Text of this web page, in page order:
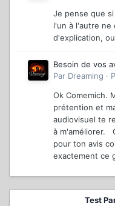
Je pense que
l'un à l'autre ne
d'explication,
Besoin de vos
Par Dreaming ·
Ok Comemich.
prétention et
audiovisuel te
à m'améliorer.
pour ton avis
exactement ce
Test